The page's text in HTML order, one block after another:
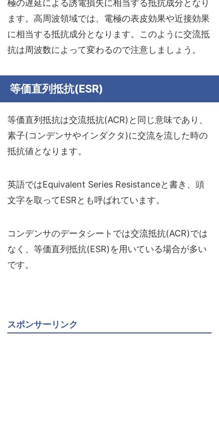
極の遅延による誘電損失に相当する抵抗成分となり
ます。高周波領域では、電極の表皮効果や近接効果
に相当する抵抗成分となります。このように交流抵
抗は周波数によって変わるので注意しましょう。
等価直列抵抗(ESR)
等価直列抵抗は交流抵抗(ACR)と同じ意味であり、
素子(コンデンサやインダクタ)に交流を流した時の
抵抗値となります。
英語ではEquivalent Series Resistanceと書き、頭
文字を取ってESRとも呼ばれています。
コンデンサのデータシートでは交流抵抗(ACR)では
なく、等価直列抵抗(ESR)を用いている場合が多い
です。
スポンサーリンク